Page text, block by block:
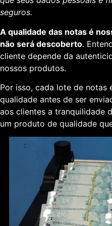
seguros.
A qualidade das notas é
não será descoberto.
cliente depende da
nossos produtos.
Por isso, cada lote de notas
qualidade antes de ser
aos clientes a tranquilidade
um produto de qualidade